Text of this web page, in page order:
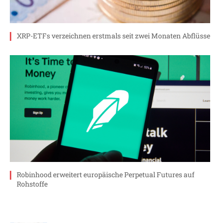
XRP-ETFs verzeichnen erstmals seit zwei Monaten Abflüsse
Robinhood erweitert europäische Perpetual Futures auf
Rohstoffe